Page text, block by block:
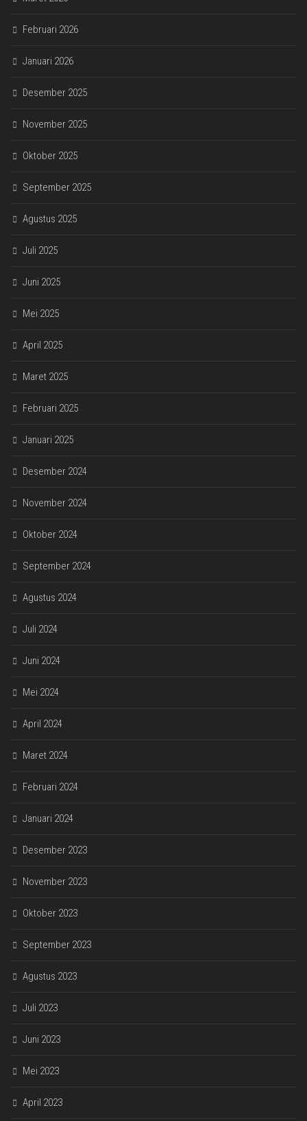
Februari 2026
Januari 2026
Desember 2025
November 2025
Oktober 2025
September 2025
Agustus 2025
Juli 2025
Juni 2025
Mei 2025
April 2025
Maret 2025
Februari 2025
Januari 2025
Desember 2024
November 2024
Oktober 2024
September 2024
Agustus 2024
Juli 2024
Juni 2024
Mei 2024
April 2024
Maret 2024
Februari 2024
Januari 2024
Desember 2023
November 2023
Oktober 2023
September 2023
Agustus 2023
Juli 2023
Juni 2023
Mei 2023
April 2023